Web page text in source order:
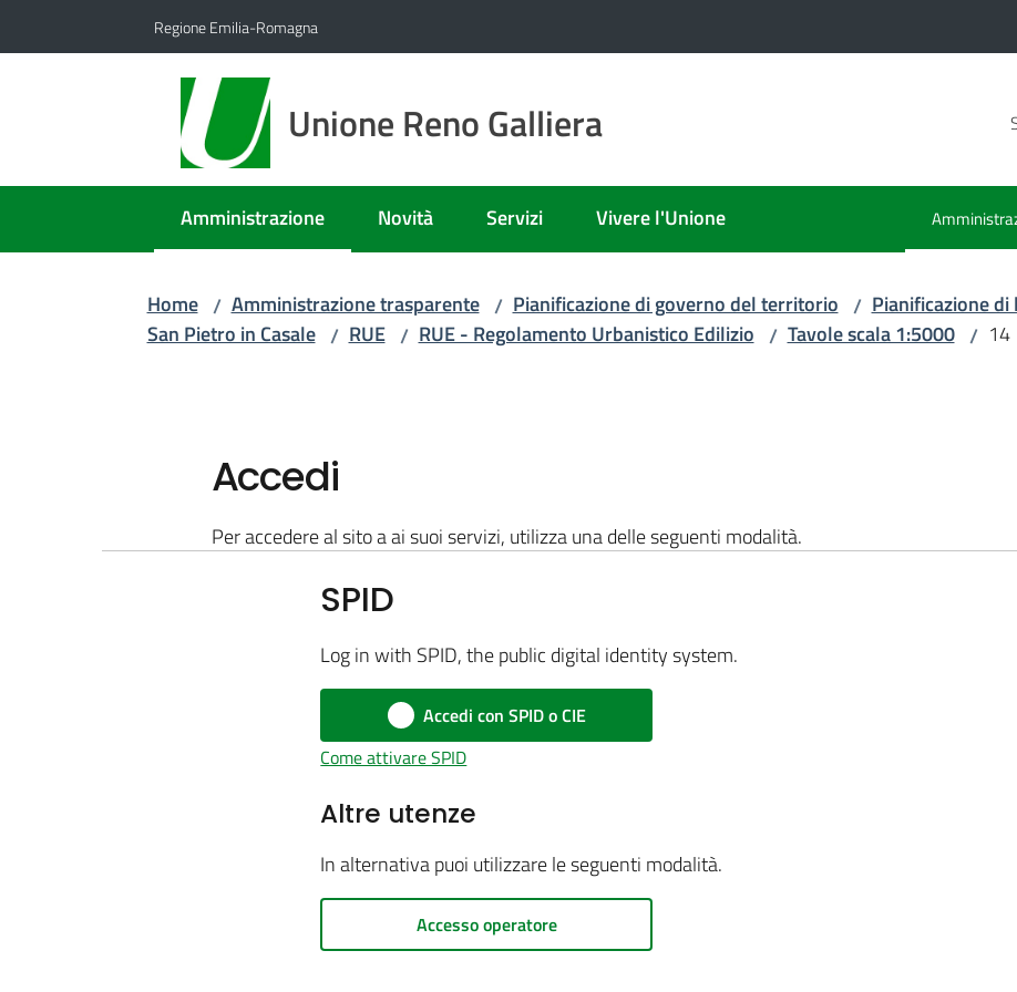
Regione Emilia-Romagna
Unione Reno Galliera
Amministrazione
Menu selezionato Novità Servizi Vivere l'Unione Menu
Home / Amministrazione trasparente / Pianificazione di governo del territorio / Pianificazione di
San Pietro in Casale / RUE / RUE - Regolamento Urbanistico Edilizio / Tavole scala 1:5000 / 14
Accedi
Per accedere al sito a ai suoi servizi, utilizza una delle seguenti modalità.
SPID
Log in with SPID, the public digital identity system.
Accedi con SPID o CIE
Come attivare SPID
Altre utenze
In alternativa puoi utilizzare le seguenti modalità.
Accesso operatore